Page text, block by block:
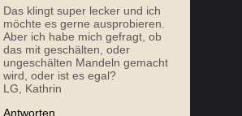
LACHS PUFFER
Das klingt super lecker und ich
möchte es gerne ausprobieren.
Aber ich habe mich gefragt, ob
das mit geschälten, oder
ungeschälten Mandeln gemacht
wird, oder ist es egal?
LG, Kathrin
Antworten